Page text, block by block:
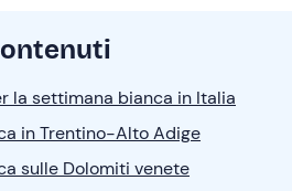
la settimana bianca in Italia
in Trentino-Alto Adige
sulle Dolomiti venete